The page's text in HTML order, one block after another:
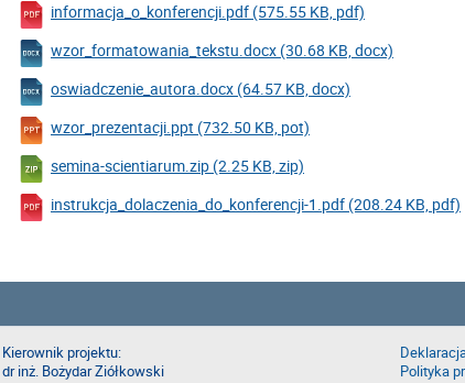
informacja_o_konferencji.pdf (575.55 KB, pdf)
wzor_formatowania_tekstu.docx (30.68 KB, docx)
oswiadczenie_autora.docx (64.57 KB, docx)
wzor_prezentacji.ppt (732.50 KB, pot)
semina-scientiarum.zip (2.25 KB, zip)
instrukcja_dolaczenia_do_konferencji-1.pdf (208.24 KB, pdf)
Kierownik projektu:
dr inż. Bożydar Ziółkowski
Polityka